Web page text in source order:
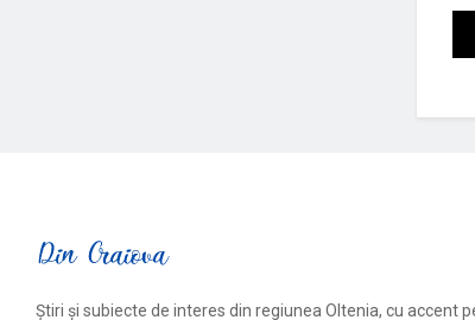
Știri și subiecte de interes din regiunea Oltenia, cu accent